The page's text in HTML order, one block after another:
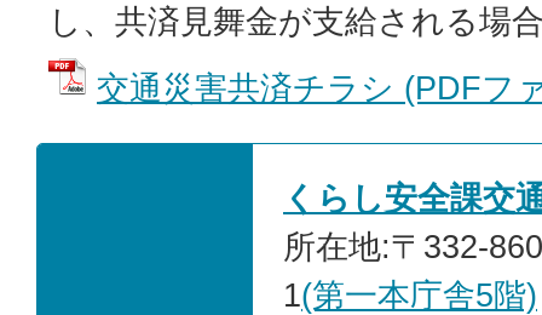
し、共済見舞金が支給される場
交通災害共済チラシ (PDFフ
くらし安全課交
所在地:〒332-
1(第一本庁舎5階)